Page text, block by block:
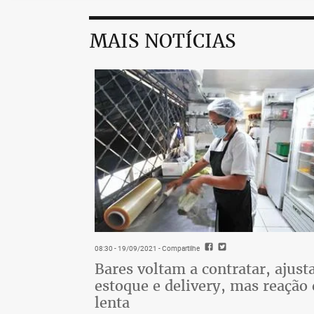
MAIS NOTÍCIAS
08:30 - 19/09/2021 - Compartilhe
Bares voltam a contratar,
estoque e delivery, mas reação
lenta